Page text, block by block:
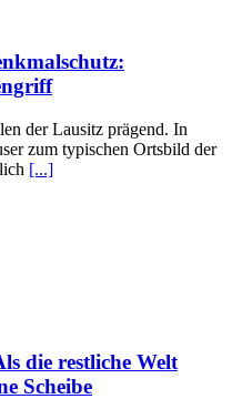
der Lausitz prägend. In
zum typischen Ortsbild der
[...]
die restliche Welt
Scheibe